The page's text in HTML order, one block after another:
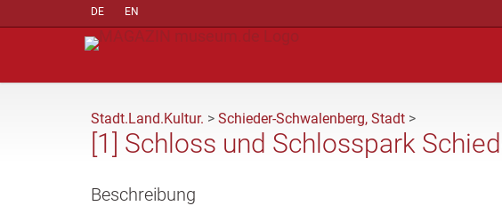
DE EN
Stadt.Land.Kultur. > Schieder-Schwalenberg, Stadt >
[1] Schloss und Schlosspark
Beschreibung